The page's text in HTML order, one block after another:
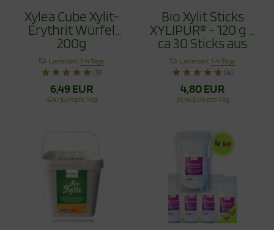
Xylea Cube Xylit-
Erythrit Würfel
200g
Lieferzeit:1-4 Tage
(3)
6,49 EUR
32,47 EUR pro 1 kg
Bio Xylit Sticks
XYLIPUR® - 120 g =
ca 30 Sticks aus
kbA biologischem
Anbau
Lieferzeit:1-4 Tage
(4)
4,80 EUR
39,96 EUR pro 1 kg